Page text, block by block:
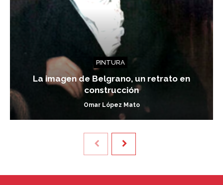
PINTURA
La imagen de Belgrano, un retrato en
construcción
Omar López Mato